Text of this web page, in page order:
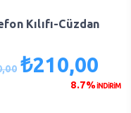
Kılıfı-Cüzdan
Orijinal
₺210,00
8.7%İNDİRİM